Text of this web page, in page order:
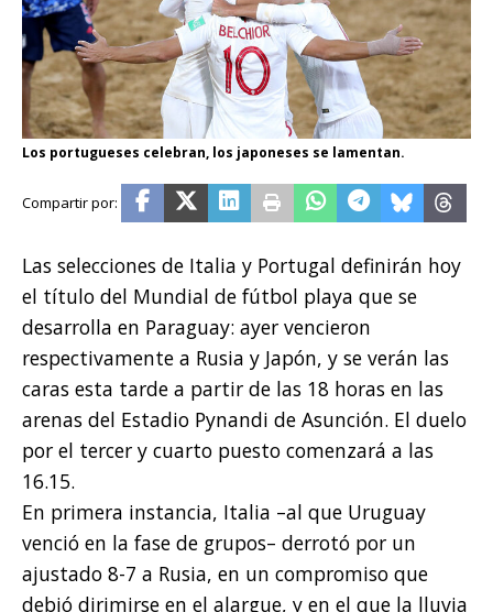
Los portugueses celebran, los japoneses se lamentan.
Las selecciones de Italia y Portugal definirán hoy
el título del Mundial de fútbol playa que se
desarrolla en Paraguay: ayer vencieron
respectivamente a Rusia y Japón, y se verán las
caras esta tarde a partir de las 18 horas en las
arenas del Estadio Pynandi de Asunción. El duelo
por el tercer y cuarto puesto comenzará a las
16.15.
En primera instancia, Italia –al que Uruguay
venció en la fase de grupos– derrotó por un
ajustado 8-7 a Rusia, en un compromiso que
debió dirimirse en el alargue, y en el que la lluvia